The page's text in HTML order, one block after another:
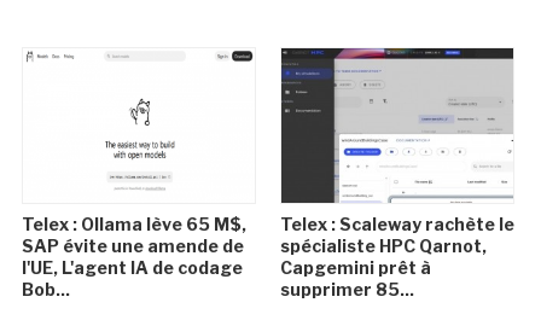
Telex : Ollama lève 65 M$,
SAP évite une amende de
l'UE, L'agent IA de codage
Bob...
Telex : Scaleway rachète le
spécialiste HPC Qarnot,
Capgemini prêt à
supprimer 85...